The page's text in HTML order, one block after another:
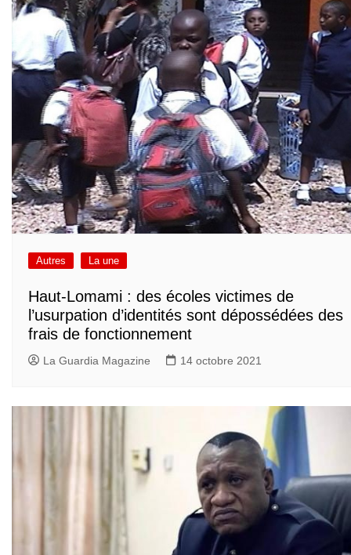
Autres La une
Haut-Lomami : des écoles victimes de
l’usurpation d’identités sont dépossédées des
frais de fonctionnement
La Guardia Magazine 14 octobre 2021